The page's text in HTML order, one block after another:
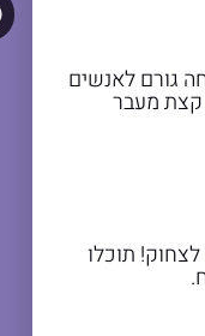
גורם לאנשים
קצת מעבר
תוכלו